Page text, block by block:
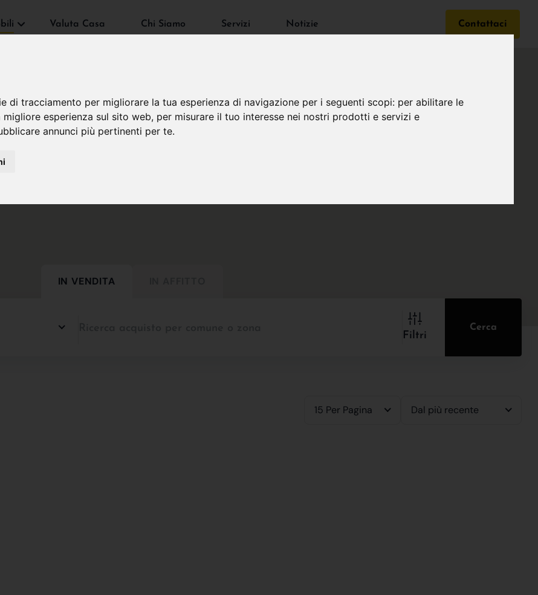
di tracciamento per migliorare la tua esperienza di navigazione per i seguenti scopi: per abilitare le
migliore esperienza sul sito web, per misurare il tuo interesse nei nostri prodotti e servizi e
annunci più pertinenti per te.
Valuta Casa Chi Siamo Servizi Notizie Contattaci
IN VENDITA
Filtri
Cerca
15 Per Pagina Dal più recente